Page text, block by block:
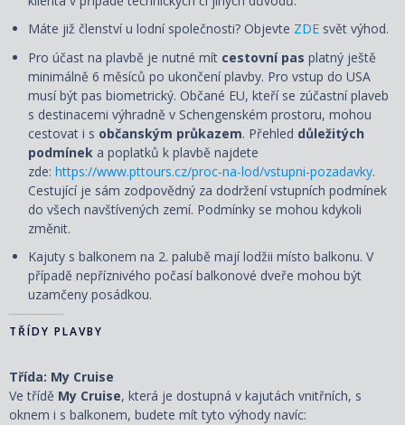
Máte již členství u lodní společnosti? Objevte ZDE svět výhod.
Pro účast na plavbě je nutné mít cestovní pas platný ještě
minimálně 6 měsíců po ukončení plavby. Pro vstup do USA
musí být pas biometrický. Občané EU, kteří se zúčastní plaveb
s destinacemi výhradně v Schengenském prostoru, mohou
cestovat i s občanským průkazem. Přehled důležitých
podmínek a poplatků k plavbě najdete
zde: https://www.pttours.cz/proc-na-lod/vstupni-pozadavky.
Cestující je sám zodpovědný za dodržení vstupních podmínek
do všech navštívených zemí. Podmínky se mohou kdykoli
změnit.
Kajuty s balkonem na 2. palubě mají lodžii místo balkonu. V
případě nepříznivého počasí balkonové dveře mohou být
uzamčeny posádkou.
TŘÍDY PLAVBY
Třída: My Cruise
Ve třídě My Cruise, která je dostupná v kajutách vnitřních, s
oknem i s balkonem, budete mít tyto výhody navíc: